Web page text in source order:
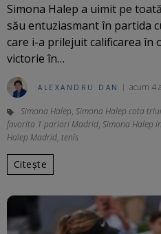
Simona Halep a uimit pe
său entuziasmant în partida
care i-a prilejuit calificarea în
victorie în…
ALEXANDRU DAN acum 4
Simona Halep, Simona Halep cota
favorita 1 pariori Madrid, Simona Halep
Halep Madrid, tenis
Citește